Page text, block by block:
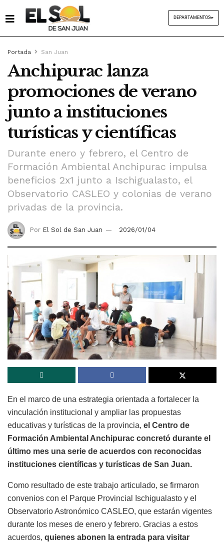
DEPARTAMENTOS
Portada San Juan
Anchipurac lanza
promociones de verano
junto a instituciones
turísticas y científicas
Durante enero y febrero, el Centro de
Formación Ambiental Anchipurac impulsa
beneficios 2x1 junto a Ischigualasto, el
Observatorio CASLEO y colonias de verano
privadas de la provincia.
Por El Sol de San Juan 2026/01/04
En el marco de una estrategia orientada a fortalecer la
vinculación institucional y ampliar las propuestas
educativas y turísticas de la provincia, el Centro de
Formación Ambiental Anchipurac concretó durante el
último mes una serie de acuerdos con reconocidas
instituciones científicas y turísticas de San Juan.
Como resultado de este trabajo articulado, se firmaron
convenios con el Parque Provincial Ischigualasto y el
Observatorio Astronómico CASLEO, que estarán vigentes
durante los meses de enero y febrero. Gracias a estos
acuerdos, quienes abonen la entrada para visitar